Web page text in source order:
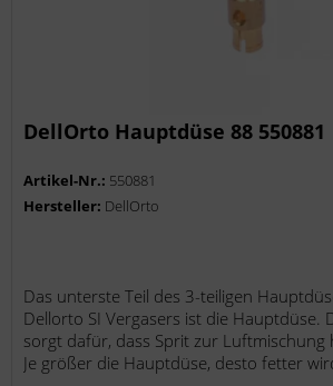
DellOrto Hauptdüse 88 550881
Artikel-Nr.: 550881
Hersteller: DellOrto
Das unterste Teil des 3-teiligen
Dellorto SI Vergasers ist die Hauptdüse.
sorgt dafür, dass Sprit zur Luftmischung
Je größer die Hauptdüse, desto fetter